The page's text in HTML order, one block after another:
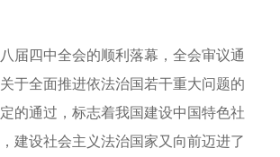
四中全会的顺利落幕，全会审议通
于全面推进依法治国若干重大问题的
的通过，标志着我国建设中国特色社
建设社会主义法治国家又向前迈进了